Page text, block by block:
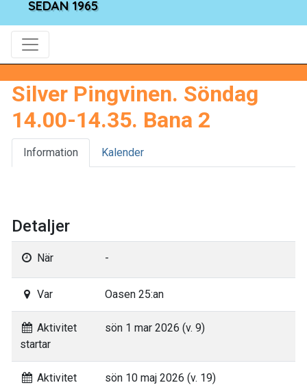
SEDAN 1965
Silver Pingvinen. Söndag
14.00-14.35. Bana 2
Information Kalender
Detaljer
När -
Var Oasen 25:an
Aktivitet
startar
sön 1 mar 2026 (v. 9)
Aktivitet
sön 10 maj 2026 (v. 19)